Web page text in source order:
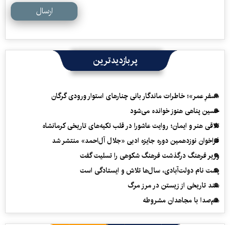
ارسال
پربازدیدترین
«سفرِ عمر»؛ خاطرات ماندگار بانی چنارهای استوار ورودی گرگان
حسین پناهی هنوز خوانده می‌شود
تلاقی هنر و ایمان؛ روایت عاشورا در قلب تکیه‌های تاریخی کرمانشاه
فراخوان نوزدهمین دوره جایزه ادبی «جلال آل‌احمد» منتشر شد
وزیر فرهنگ درگذشت فرهنگ شکوهی را تسلیت گفت
پشت نام دولت‌آبادی، سال‌ها تلاش و ایستادگی است
سند تاریخی از زیستن در مرز مرگ
هم‌صدا با مجاهدان مشروطه